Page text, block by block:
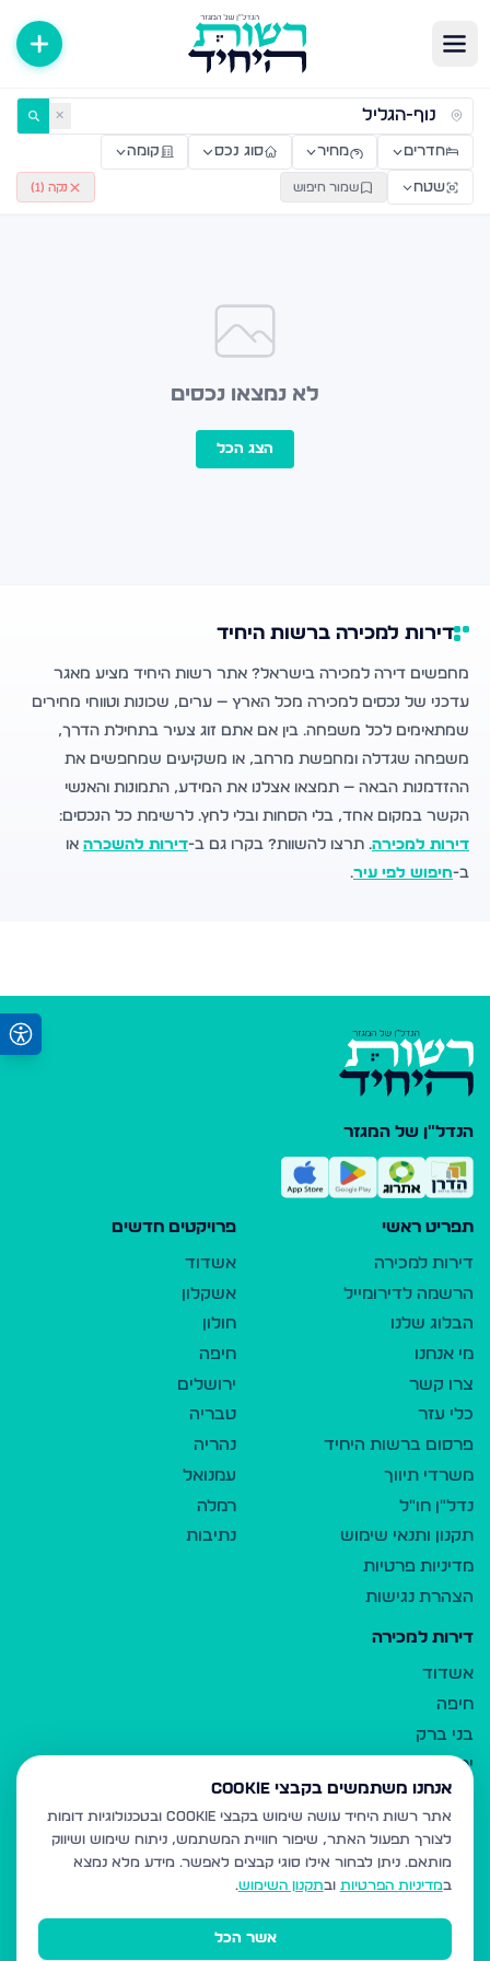
דירות למכירה ולהשכרה — רשות היחיד ✕
חדרים מחיר סוג נכס קומה
שטח שמור חיפוש נקה ( 1
)
לא נמצאו נכסים
הצג הכל
דירות למכירה ברשות היחיד
מחפשים דירה למכירה בישראל? אתר רשות היחיד מציע מאגר
עדכני של נכסים למכירה מכל הארץ — ערים, שכונות וטווחי מחירים
שמתאימים לכל משפחה. בין אם אתם זוג צעיר בתחילת הדרך,
משפחה שגדלה ומחפשת מרחב, או משקיעים שמחפשים את
ההזדמנות הבאה — תמצאו אצלנו את המידע, התמונות והאנשי
הקשר במקום אחד, בלי הסחות ובלי לחץ. לרשימת כל הנכסים:
דירות למכירה. תרצו להשוות? בקרו גם ב-דירות להשכרה או
ב-חיפוש לפי עיר.
הנדל"ן של המגזר
תפריט ראשי
דירות למכירה
הרשמה לדירומייל
הבלוג שלנו
מי אנחנו
צרו קשר
כלי עזר
פרסום ברשות היחיד
משרדי תיווך
נדל"ן חו"ל
תקנון ותנאי שימוש
מדיניות פרטיות
הצהרת נגישות
פרויקטים חדשים
אשדוד
אשקלון
חולון
חיפה
ירושלים
טבריה
נהריה
עמנואל
רמלה
נתיבות
דירות למכירה
אשדוד
חיפה
בני ברק
ירושלים
אלעד
גבעת זאב
בית שמש
רכסים
מודיעין עילית
אנחנו משתמשים בקבצי Cookie
אתר רשות היחיד עושה שימוש בקבצי Cookie ובטכנולוגיות דומות
לצורך תפעול האתר, שיפור חוויית המשתמש, ניתוח שימוש ושיווק
מותאם. ניתן לבחור אילו סוגי קבצים לאפשר. מידע מלא נמצא
במדיניות הפרטיות ובתקנון השימוש.
אשר הכל